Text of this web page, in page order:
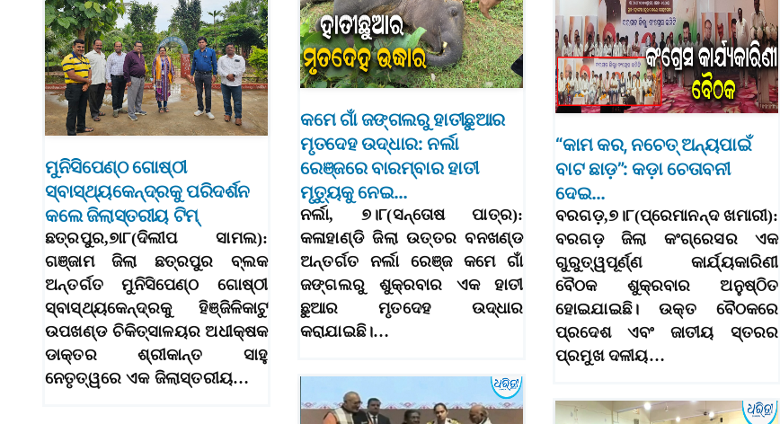
କମେ ଗାଁ ଜଙ୍ଗଲରୁ ହାତୀଛୁଆର
ମୃତଦେହ ଉଦ୍ଧାର: ନର୍ଲା
ରେଞ୍ଜରେ ବାରମ୍ବାର ହାତୀ
ମୃତ୍ୟୁକୁ ନେଇ…
ନର୍ଲା, ୭।୮(ସନ୍ତୋଷ ପାତ୍ର):
କଳାହାଣ୍ଡି ଜିଲା ଉତ୍ତର ବନଖଣ୍ଡ
ଅନ୍ତର୍ଗତ ନର୍ଲା ରେଞ୍ଜ କମେ ଗାଁ
ଜଙ୍ଗଲରୁ ଶୁକ୍ରବାର ଏକ ହାତୀ
ଛୁଆର ମୃତଦେହ ଉଦ୍ଧାର
କରାଯାଇଛି।…
“କାମ କର, ନଚେତ୍ ଅନ୍ୟପାଇଁ
ବାଟ ଛାଡ଼”: କଡ଼ା ଚେତାବନୀ
ଦେଇ…
ବରଗଡ଼,୭।୮(ପ୍ରେମାନନ୍ଦ ଖମାରୀ):
ବରଗଡ଼ ଜିଲା କଂଗ୍ରେସର ଏକ
ଗୁରୁତ୍ୱପୂର୍ଣ୍ଣ କାର୍ଯ୍ୟକାରିଣୀ
ବୈଠକ ଶୁକ୍ରବାର ଅନୁଷ୍ଠିତ
ହୋଇଯାଇଛି। ଉକ୍ତ ବୈଠକରେ
ପ୍ରଦେଶ ଏବଂ ଜାତୀୟ ସ୍ତରର
ପ୍ରମୁଖ ଦଳୀୟ…
ମୁନିସିପେଣ୍ଠ ଗୋଷ୍ଠୀ
ସ୍ବାସ୍ଥ୍ୟକେନ୍ଦ୍ରକୁ ପରିଦର୍ଶନ
କଲେ ଜିଲାସ୍ତରୀୟ ଟିମ୍‌
ଛତ୍ରପୁର,୭ା୮(ଦିଲୀପ ସାମଲ):
ଗଞ୍ଜାମ ଜିଲା ଛତ୍ରପୁର ବ୍ଲକ
ଅନ୍ତର୍ଗତ ମୁନିସିପେଣ୍ଠ ଗୋଷ୍ଠୀ
ସ୍ବାସ୍ଥ୍ୟକେନ୍ଦ୍ରକୁ ହିଞ୍ଜିଳିକାଟୁ
ଉପଖଣ୍ଡ ଚିକିତ୍ସାଳୟର ଅଧୀକ୍ଷକ
ଡାକ୍ତର ଶ୍ରୀକାନ୍ତ ସାହୁ
ନେତୃତ୍ୱରେ ଏକ ଜିଲାସ୍ତରୀୟ…